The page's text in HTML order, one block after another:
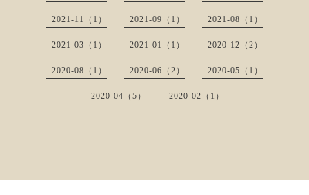
2021-11（1） 2021-09（1） 2021-08（1）
2021-03（1） 2021-01（1） 2020-12（2）
2020-08（1） 2020-06（2） 2020-05（1）
2020-04（5） 2020-02（1）